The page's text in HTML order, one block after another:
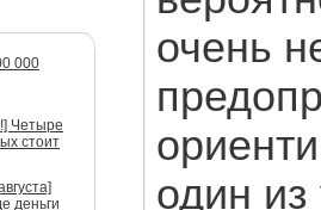
000
Четыре
стоит
деньги
очень
один